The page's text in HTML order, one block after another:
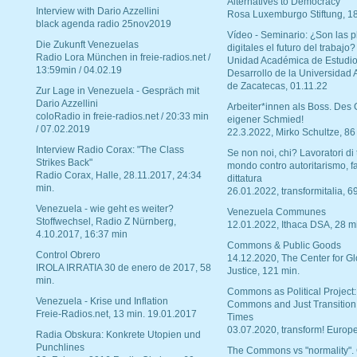
Interview with Dario Azzellini
black agenda radio 25nov2019
Die Zukunft Venezuelas
Radio Lora München in freie-radios.net /
13:59min / 04.02.19
Zur Lage in Venezuela - Gespräch mit
Dario Azzellini
coloRadio in freie-radios.net / 20:33 min
/ 07.02.2019
Interview Radio Corax: "The Class
Strikes Back"
Radio Corax, Halle, 28.11.2017, 24:34
min.
Venezuela - wie geht es weiter?
Stoffwechsel, Radio Z Nürnberg,
4.10.2017, 16:37 min
Control Obrero
IROLA IRRATIA 30 de enero de 2017, 58
min.
Venezuela - Krise und Inflation
Freie-Radios.net, 13 min. 19.01.2017
Radia Obskura: Konkrete Utopien und
Punchlines
Rosa Luxemburgo Stiftung,
Vídeo - Seminario: ¿Son las
digitales el futuro del trabajo?
Unidad Académica de
Desarrollo de la Universidad
de Zacatecas, 01.11.22
Arbeiter*innen als Boss. Des
eigener Schmied!
22.3.2022, Mirko Schultze, 86
Se non noi, chi? Lavoratori di
mondo contro autoritarismo,
dittatura
26.01.2022, transformitalia,
Venezuela Communes
12.01.2022, Ithaca DSA, 28
Commons & Public Goods
14.12.2020, The Center for
Justice, 121 min.
Commons as Political Project:
Commons and Just
Times
03.07.2020, transform!
The Commons vs "normality".